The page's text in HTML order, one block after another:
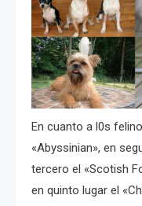
En cuanto a l0s
«Abyssinian», en
tercero el «Scotish
en quinto lugar el